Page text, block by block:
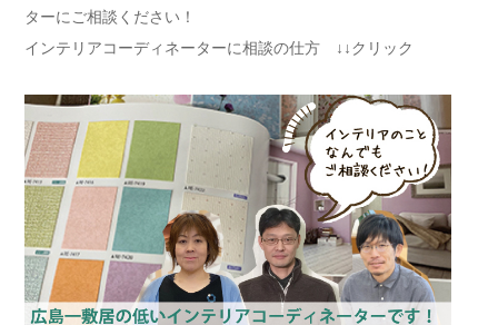
ターにご相談ください！
インテリアコーディネーターに相談の仕方 ↓↓クリック